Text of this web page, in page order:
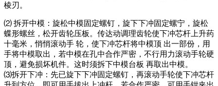
棱刃。
⑵ 拆开中模：旋松中模固定螺钉，旋下下冲固定螺宁，旋松
蝶形螺丝，松开齿轮压板。传达动调理齿轮使下冲芯杆上升药
十毫米，悄悄滚动手 轮，使下冲芯杆将中模顶 出一部份，用
手将中模取出，若中模在孔中合作严密，不行用力滚动手轮硬
顶，避免损坏机件。这时须拆下中模台板 再取出中模。
⑶拆开下冲：先已旋下下冲固定螺钉，再滚动手轮使下冲芯杆